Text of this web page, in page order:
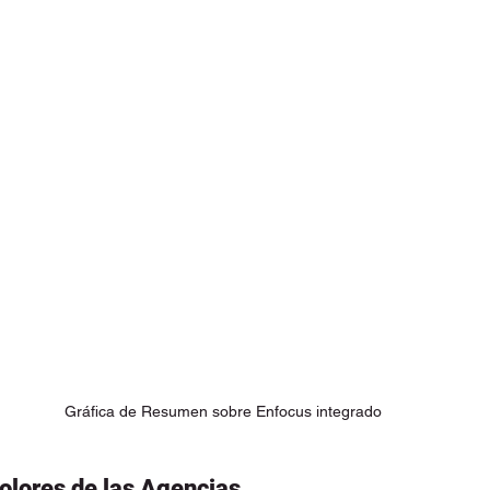
Gráfica de Resumen sobre Enfocus integrado